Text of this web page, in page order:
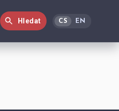
Hledat CS EN